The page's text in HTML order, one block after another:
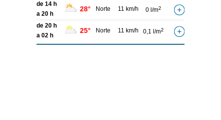
de 14 h
a 20 h
28° Norte 11 km/h 0 l/m2
de 20 h
a 02 h
25° Norte 11 km/h 0,1 l/m2